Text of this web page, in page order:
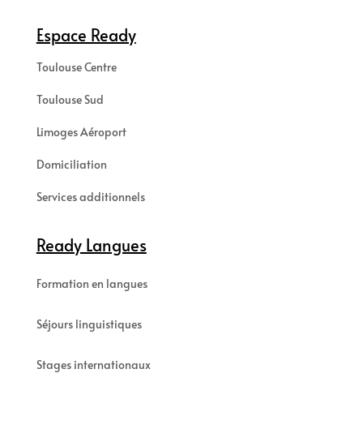
Espace Ready
Toulouse Centre
Toulouse Sud
Limoges Aéroport
Domiciliation
Services additionnels
Ready Langues
Formation en langues
Séjours linguistiques
Stages internationaux